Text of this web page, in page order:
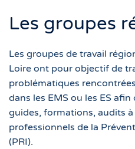
Les groupes
Les groupes de travail
Loire ont pour objectif de
problématiques
dans les EMS ou les ES
guides, formations, audits
professionnels de la
(PRI).